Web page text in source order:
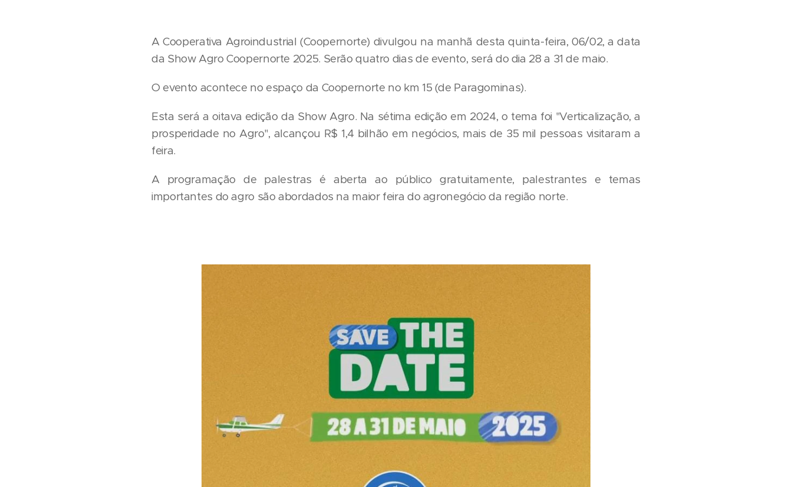
A Cooperativa Agroindustrial (Coopernorte) divulgou na manhã desta quinta-feira, 06/02, a data
da Show Agro Coopernorte 2025. Serão quatro dias de evento, será do dia 28 a 31 de maio.
O evento acontece no espaço da Coopernorte no km 15 (de Paragominas).
Esta será a oitava edição da Show Agro. Na sétima edição em 2024, o tema foi "Verticalização, a
prosperidade no Agro", alcançou R$ 1,4 bilhão em negócios, mais de 35 mil pessoas visitaram a
feira.
A programação de palestras é aberta ao público gratuitamente, palestrantes e temas
importantes do agro são abordados na maior feira do agronegócio da região norte.